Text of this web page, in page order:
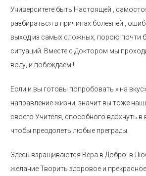
Университете быть Настоящей ,
разбираться в причинах болезней ,
выход из самых сложных, порою почти
ситуаций. Вместе с Доктором мы
воду, и побеждаем!!!
Если и вы готовы попробовать » на
направление жизни, значит вы тоже
своего Учителя, способного вдохнуть в
чтобы преодолеть любые преграды.
Здесь взращиваются Вера в Добро, в
желание Творить здоровое и прекрасное